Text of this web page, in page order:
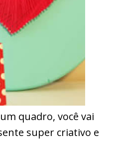
quadro, você vai
super criativo e